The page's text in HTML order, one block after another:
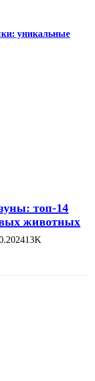
уникальные
топ-14
животных
13K